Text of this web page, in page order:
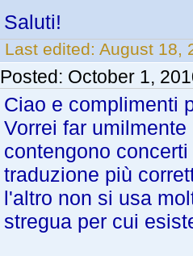
Saluti!
Last edited: August 18,
Posted: October 1,
Ciao e complimenti
Vorrei far
contengono
traduzione più
l'altro non si usa
stregua per cui